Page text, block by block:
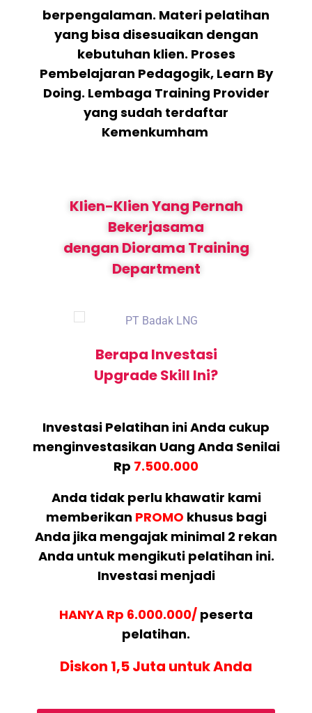
berpengalaman. Materi pelatihan
yang bisa disesuaikan dengan
kebutuhan klien. Proses
Pembelajaran Pedagogik, Learn By
Doing. Lembaga Training Provider
yang sudah terdaftar
Kemenkumham
Klien-Klien Yang Pernah
Bekerjasama
dengan Diorama Training
Department
Berapa Investasi
Upgrade Skill Ini?
Investasi Pelatihan ini Anda cukup
menginvestasikan Uang Anda Senilai
Rp 7.500.000
Anda tidak perlu khawatir kami
memberikan PROMO khusus bagi
Anda jika mengajak minimal 2 rekan
Anda untuk mengikuti pelatihan ini.
Investasi menjadi
HANYA Rp 6.000.000/ peserta
pelatihan.
Diskon 1,5 Juta untuk Anda